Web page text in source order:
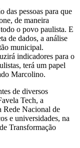
das pessoas para que
de maneira
o povo paulista. E
de dados, a análise
municipal.
indicadores para o
terá um papel
Marcolino.
de diversos
Tech, a
Rede Nacional de
e universidades, na
Transformação